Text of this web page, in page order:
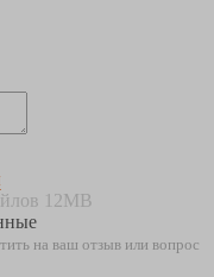
12MB
на ваш отзыв или вопрос